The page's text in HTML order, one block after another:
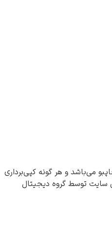
می‌باشد و هر گونه کپی‌برداری
سایت توسط گروه دیجیتال